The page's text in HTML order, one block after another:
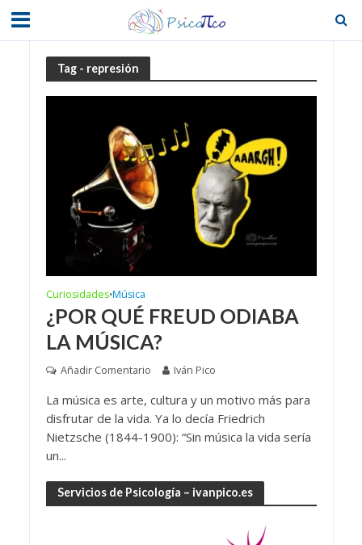
Tag - represión
Curiosidades•Música
¿POR QUÉ FREUD ODIABA
LA MÚSICA?
Añadir Comentario Iván Pico
La música es arte, cultura y un motivo más para
disfrutar de la vida. Ya lo decía Friedrich
Nietzsche (1844-1900): “Sin música la vida sería
un...
Servicios de Psicología – ivanpico.es